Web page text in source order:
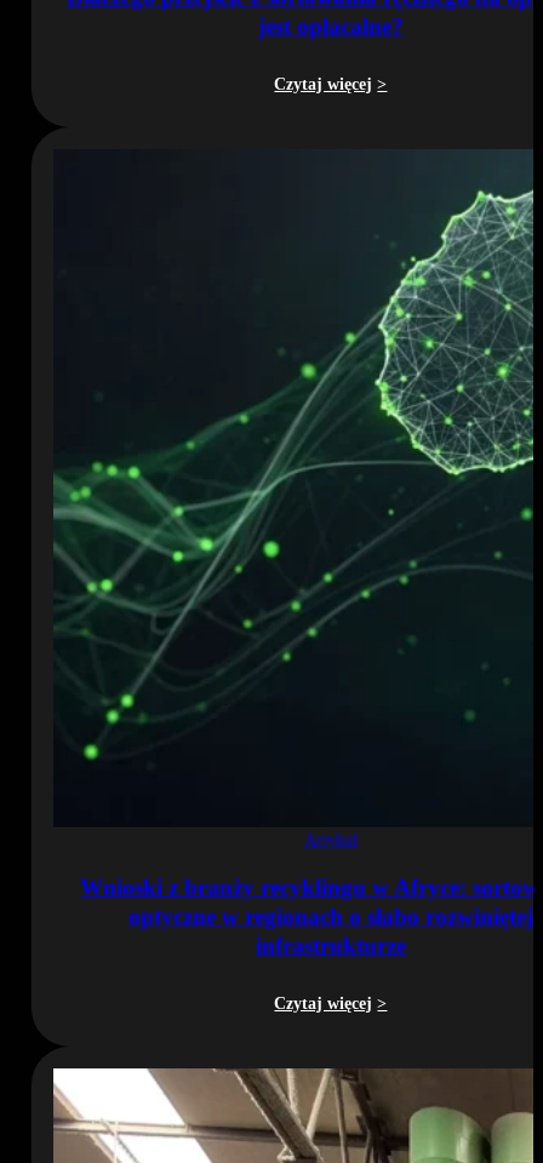
jest opłacalne?
Czytaj więcej
Artykuł
Wnioski z branży recyklingu w Afryce:
optyczne w regionach o słabo rozwiniętej
infrastrukturze
Czytaj więcej